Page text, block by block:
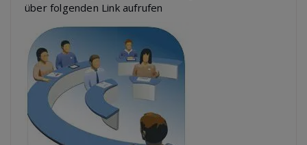
über folgenden Link aufrufen